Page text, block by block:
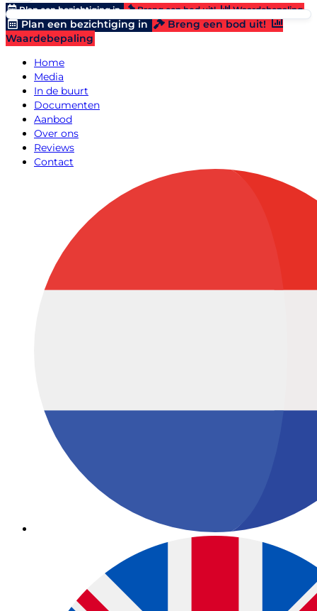
Plan een bezichtiging in Breng een bod uit! Waardebepaling
Plan een bezichtiging in
Breng een bod uit!
Waardebepaling
Home
Media
In de buurt
Documenten
Aanbod
Over ons
Reviews
Contact